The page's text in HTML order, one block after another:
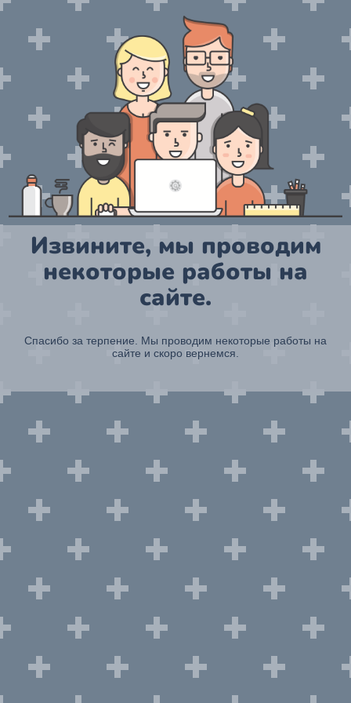
Извините, мы проводим
некоторые работы на
сайте.
Спасибо за терпение. Мы проводим некоторые работы на
сайте и скоро вернемся.